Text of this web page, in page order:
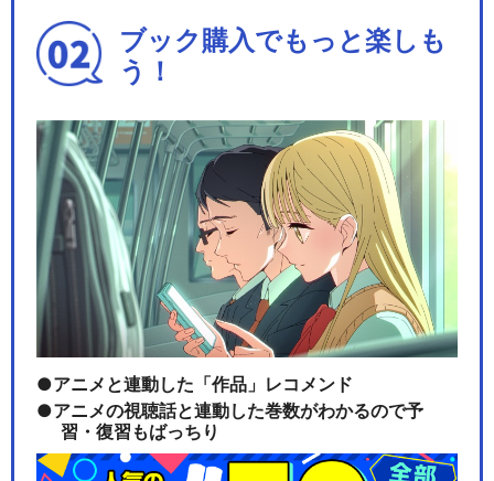
ブック購入でもっと楽しも
う！
アニメと連動した「作品」レコメンド
アニメの視聴話と連動した巻数がわかるので予
習・復習もばっちり